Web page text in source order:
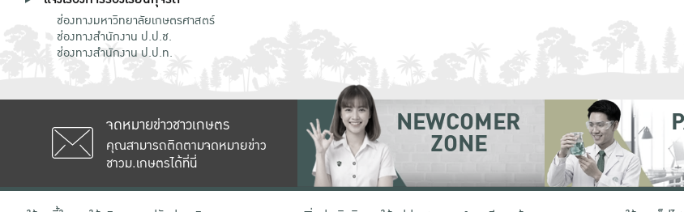
ช่องทางมหาวิทยาลัยเกษตรศาสตร์
ช่องทางสำนักงาน ป.ป.ช.
ช่องทางสำนักงาน ป.ป.ท.
จดหมายข่าวชาวเกษตร
คุณสามารถติดตามจดหมายข่าว
ชาวม.เกษตรได้ที่นี่
NEWCOMER
ZONE